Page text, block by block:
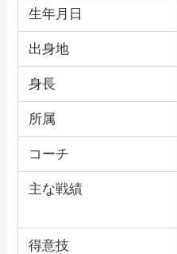
生年月日
出身地
身長
所属
コーチ
主な戦績
得意技